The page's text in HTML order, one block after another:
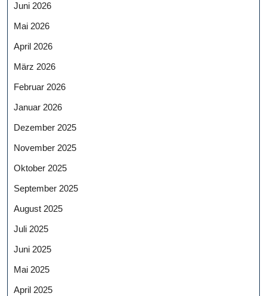
Juni 2026
Mai 2026
April 2026
März 2026
Februar 2026
Januar 2026
Dezember 2025
November 2025
Oktober 2025
September 2025
August 2025
Juli 2025
Juni 2025
Mai 2025
April 2025